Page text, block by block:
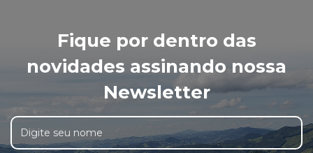
Fique por dentro das
novidades assinando nossa
Newsletter